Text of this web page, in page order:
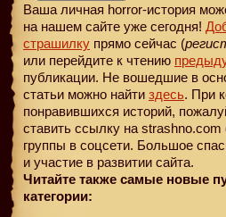
Ваша личная horror-история
на нашем сайте уже сегодня!
страшилку прямо сейчас (
или перейдите к чтению
публикации. Не вошедшие в
статьи можно найти здесь. При
понравившихся историй,
ставить ссылку на strashno.com
группы в соцсети. Большое
и участие в развитии сайта.
Читайте также самые новые
категории: